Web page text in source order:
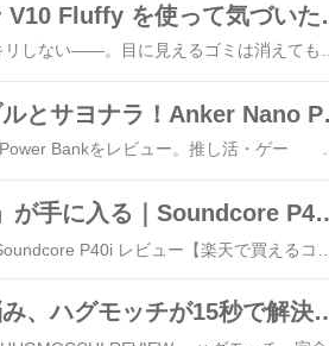
掃除機の常識が変
【超お買い得セール！
7,990円で「静寂」と「両手の自由」が手に入る｜
寝ながらスマホで腕が限界…その悩み